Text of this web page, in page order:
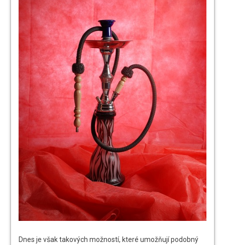
Dnes je však takových možností, které umožňují podobný